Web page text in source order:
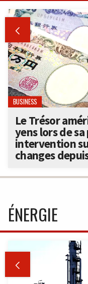

BUSINESS
Le Trésor
yens lors de
intervention
changes
ÉNERGIE
